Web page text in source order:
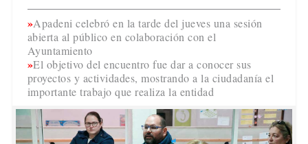
Apadeni celebró en la tarde del jueves una sesión
abierta al público en colaboración con el
Ayuntamiento
El objetivo del encuentro fue dar a conocer sus
proyectos y actividades, mostrando a la ciudadanía el
importante trabajo que realiza la entidad